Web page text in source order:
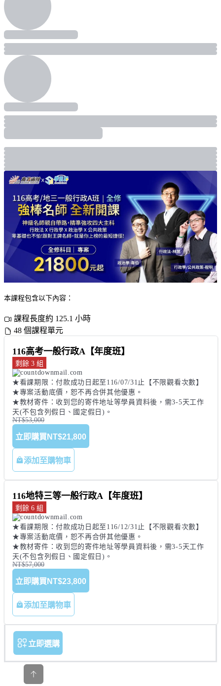
本課程包含以下內容：
課程長度約 125.1 小時
48 個課程單元
116高考一般行政A【年度班】
剩餘 3 組
★看課期限：付款成功日起至116/07/31止【不限觀看次數】
★專案活動底價，恕不再合併其他優惠。
★教材寄件：收到您的寄件地址等學員資料後，需3-5天工作
天(不包含列假日、國定假日)。
NT$53,000
立即購買 NT$21,800
添加至購物車
116地特三等一般行政A【年度班】
剩餘 6 組
★看課期限：付款成功日起至116/12/31止【不限觀看次數】
★專案活動底價，恕不再合併其他優惠。
★教材寄件：收到您的寄件地址等學員資料後，需3-5天工作
天(不包含列假日、國定假日)。
NT$57,000
立即購買 NT$23,800
添加至購物車
立即選購